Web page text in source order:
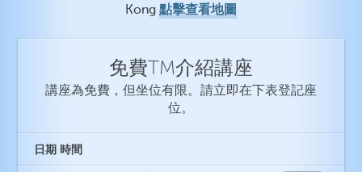
Kong 點擊查看地圖
免費TM介紹講座
講座為免費，但坐位有限。請立即在下表登記座
位。
日期 時間